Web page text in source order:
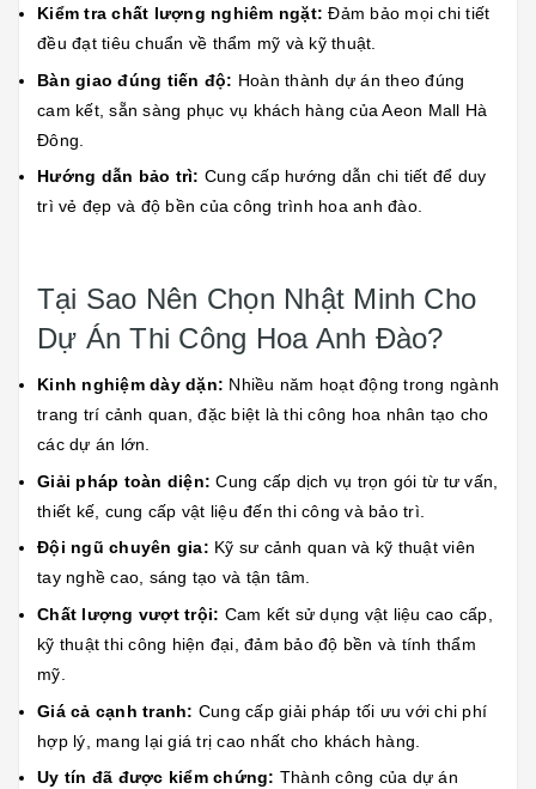
Kiểm tra chất lượng nghiêm ngặt: Đảm bảo mọi chi tiết
đều đạt tiêu chuẩn về thẩm mỹ và kỹ thuật.
Bàn giao đúng tiến độ: Hoàn thành dự án theo đúng
cam kết, sẵn sàng phục vụ khách hàng của Aeon Mall Hà
Đông.
Hướng dẫn bảo trì: Cung cấp hướng dẫn chi tiết để duy
trì vẻ đẹp và độ bền của công trình hoa anh đào.
Tại Sao Nên Chọn Nhật Minh Cho
Dự Án Thi Công Hoa Anh Đào?
Kinh nghiệm dày dặn: Nhiều năm hoạt động trong ngành
trang trí cảnh quan, đặc biệt là thi công hoa nhân tạo cho
các dự án lớn.
Giải pháp toàn diện: Cung cấp dịch vụ trọn gói từ tư vấn,
thiết kế, cung cấp vật liệu đến thi công và bảo trì.
Đội ngũ chuyên gia: Kỹ sư cảnh quan và kỹ thuật viên
tay nghề cao, sáng tạo và tận tâm.
Chất lượng vượt trội: Cam kết sử dụng vật liệu cao cấp,
kỹ thuật thi công hiện đại, đảm bảo độ bền và tính thẩm
mỹ.
Giá cả cạnh tranh: Cung cấp giải pháp tối ưu với chi phí
hợp lý, mang lại giá trị cao nhất cho khách hàng.
Uy tín đã được kiểm chứng: Thành công của dự án